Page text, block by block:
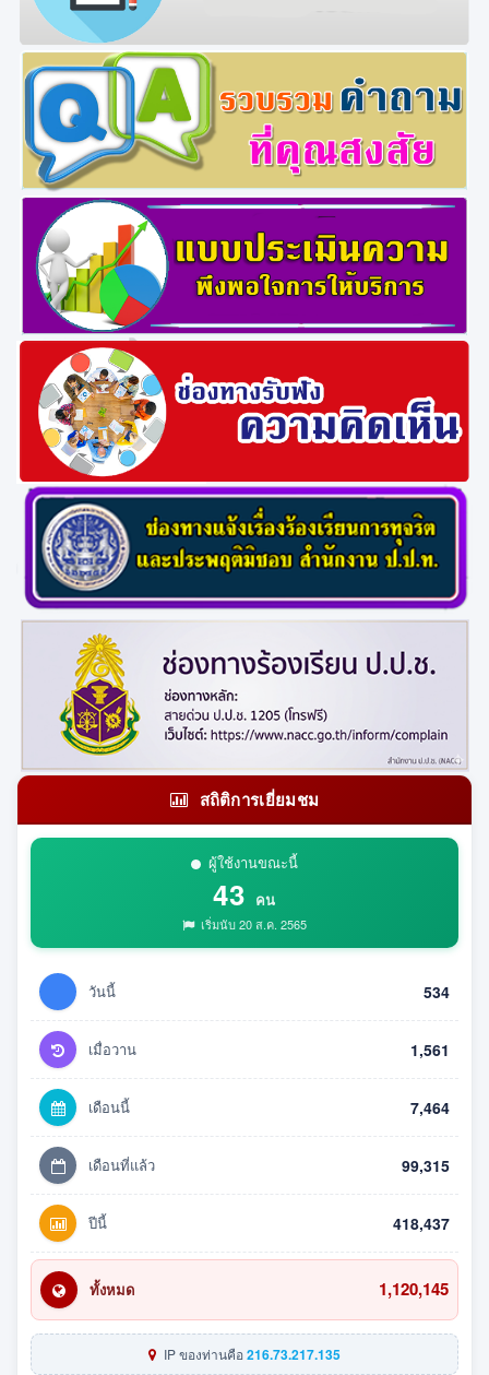
สถิติการเยี่ยมชม
ผู้ใช้งานขณะนี้
43 คน
เริ่มนับ 20 ส.ค. 2565
วันนี้ 534
เมื่อวาน 1,561
เดือนนี้ 7,464
เดือนที่แล้ว 99,315
ปีนี้ 418,437
ทั้งหมด 1,120,145
IP ของท่านคือ216.73.217.135